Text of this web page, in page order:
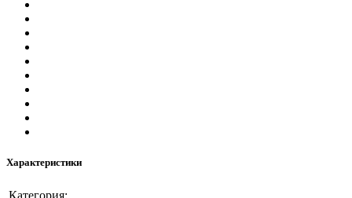
Характеристики